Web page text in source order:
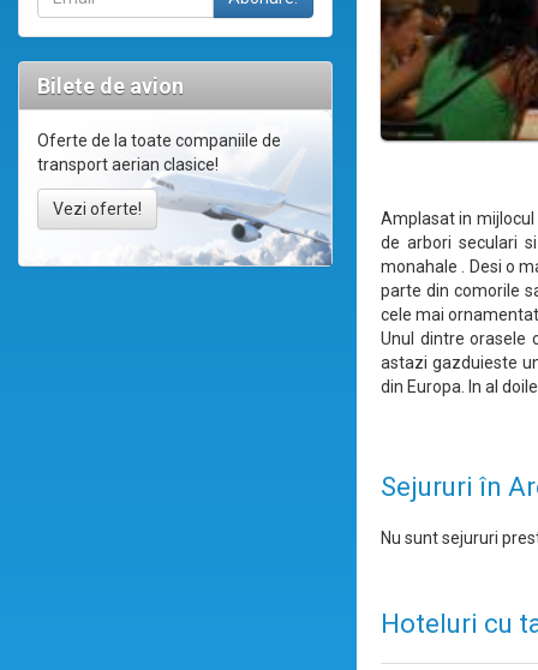
Bilete de avion
Oferte de la toate companiile de
transport aerian clasice!
Vezi oferte!
Amplasat in
de arbori seculari
monahale . Desi o
parte din comorile
cele mai
Unul dintre orasele
astazi gazduieste
din Europa. In al
Sejururi în
Nu sunt sejururi
Hoteluri cu